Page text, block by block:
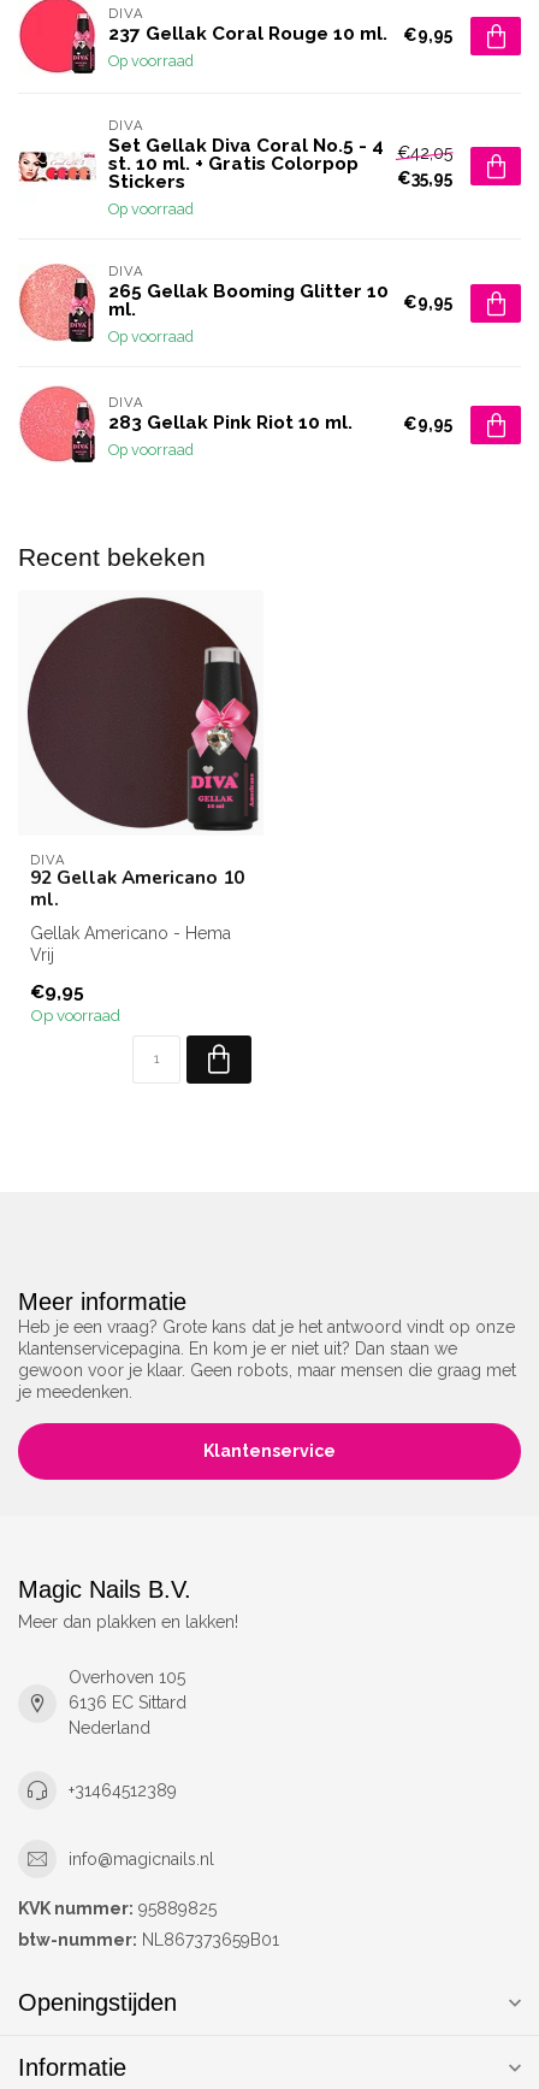
DIVA
237 Gellak Coral Rouge 10 ml.
Op voorraad
€9,95
DIVA
Set Gellak Diva Coral No.5 - 4
st. 10 ml. + Gratis Colorpop
Stickers
Op voorraad
€42,05
€35,95
DIVA
265 Gellak Booming Glitter 10
ml.
Op voorraad
€9,95
DIVA
283 Gellak Pink Riot 10 ml.
Op voorraad
€9,95
Recent bekeken
DIVA
92 Gellak Americano 10
ml.
Gellak Americano - Hema
Vrij
€9,95
Op voorraad
Meer informatie
Heb je een vraag? Grote kans dat je het antwoord vindt op onze
klantenservicepagina. En kom je er niet uit? Dan staan we
gewoon voor je klaar. Geen robots, maar mensen die graag met
je meedenken.
Klantenservice
Magic Nails B.V.
Meer dan plakken en lakken!
Overhoven 105
6136 EC Sittard
Nederland
+31464512389
info@magicnails.nl
KVK nummer: 95889825
btw-nummer: NL867373659B01
Openingstijden
Informatie